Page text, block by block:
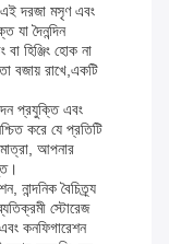
দরজা মসৃণ এবং
যা দৈনন্দিন
হিঞ্জিং হোক না
বজায় রাখে,একটি
প্রযুক্তি এবং
করে যে প্রতিটি
আপনার
নান্দনিক বৈচিত্র্য
স্টোরেজ
কনফিগারেশন